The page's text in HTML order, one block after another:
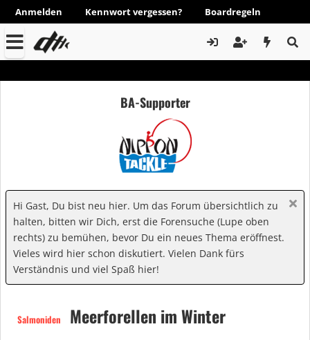
Anmelden Kennwort vergessen? Boardregeln
BA-Supporter
Hi Gast, Du bist neu hier. Um das Forum übersichtlich zu
halten, bitten wir Dich, erst die Forensuche (Lupe oben
rechts) zu bemühen, bevor Du ein neues Thema eröffnest.
Vieles wird hier schon diskutiert. Vielen Dank fürs
Verständnis und viel Spaß hier!
Salmoniden Meerforellen im Winter